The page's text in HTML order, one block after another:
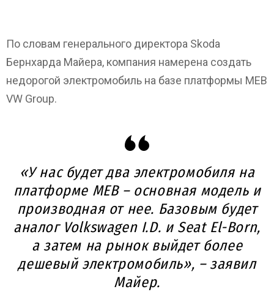
По словам генерального директора Skoda
Бернхарда Майера, компания намерена создать
недорогой электромобиль на базе платформы MEB
VW Group.
«У нас будет два электромобиля на
платформе MEB – основная модель и
производная от нее. Базовым будет
аналог Volkswagen I.D. и Seat El-Born,
а затем на рынок выйдет более
дешевый электромобиль», –заявил
Майер.